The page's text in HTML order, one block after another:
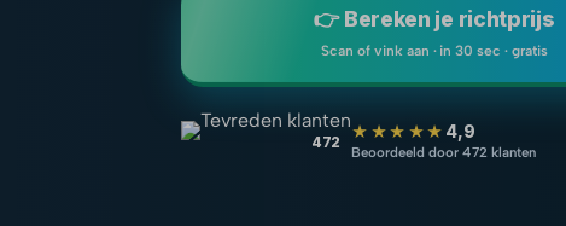
👉 Bereken je richtprijs
Scan of vink aan · in 30 sec · gratis
472 ★★★★★ 4,9
Beoordeeld door 472 klanten